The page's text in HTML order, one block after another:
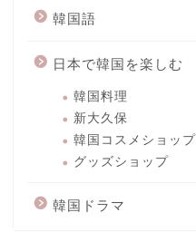
韓国語
日本で韓国を楽しむ
韓国料理
新大久保
韓国コスメショップ
グッズショップ
韓国ドラマ